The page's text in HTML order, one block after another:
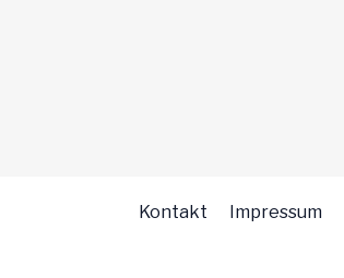
Kontakt Impressum